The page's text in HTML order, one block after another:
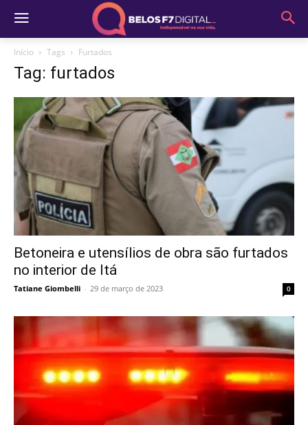
Início Tags Furtados
Tag: furtados
Betoneira e utensílios de obra são furtados
no interior de Itá
Tatiane Giombelli - 29 de março de 2023 0